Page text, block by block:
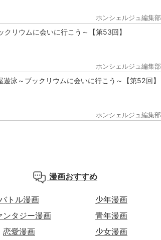
ホンシェルジュ編集部
リウムに会いに行こう～【第53回】
ホンシェルジュ編集部
泳～ブックリウムに会いに行こう～【第52回】
ホンシェルジュ編集部
漫画おすすめ
トル漫画
少年漫画
ンタジー漫画
青年漫画
恋愛漫画
少女漫画